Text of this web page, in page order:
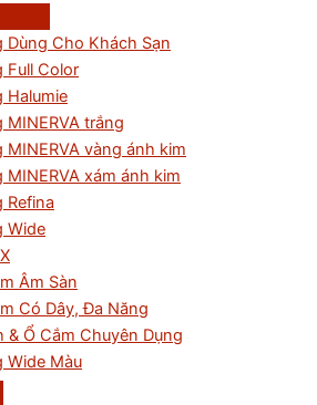
Dùng Cho Khách Sạn
Full Color
Halumie
MINERVA trắng
MINERVA vàng ánh kim
MINERVA xám ánh kim
Refina
Wide
Âm Sàn
Có Dây, Đa Năng
& Ổ Cắm Chuyên Dụng
Wide Màu